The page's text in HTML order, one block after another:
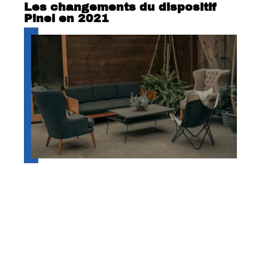
Les changements du dispositif
Pinel en 2021